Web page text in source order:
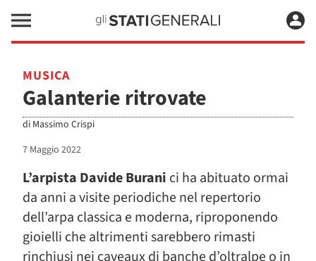
MUSICA
Galanterie ritrovate
di Massimo Crispi
7 Maggio 2022
L’arpista Davide Burani ci ha abituato ormai
da anni a visite periodiche nel repertorio
dell’arpa classica e moderna, riproponendo
gioielli che altrimenti sarebbero rimasti
rinchiusi nei caveaux di banche d’oltralpe o in